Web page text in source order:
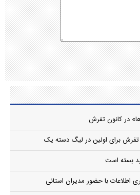
در کانون تفرش
برای اولین در لیگ دسته یک
بسته است
اطلاعات با حضور مدیران استانی